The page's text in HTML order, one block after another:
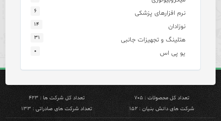
نرم افزارهای پزشکی ۶
نوزادان ۱۴
هتلینگ و تجهیزات جانبی ۳۱
یو پی اس ۰
تعداد کل محصولات : ۷۰۵
تعداد کل شرکت ها : ۴۲۳
شرکت های دانش بنیان : ۱۵۲
تعداد شرکت های صادراتی : ۱۳۳